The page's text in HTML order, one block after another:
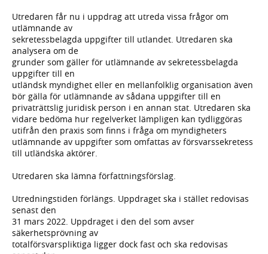
Utredaren får nu i uppdrag att utreda vissa frågor om
utlämnande av
sekretessbelagda uppgifter till utlandet. Utredaren ska
analysera om de
grunder som gäller för utlämnande av sekretessbelagda
uppgifter till en
utländsk myndighet eller en mellanfolklig organisation även
bör gälla för utlämnande av sådana uppgifter till en
privaträttslig juridisk person i en annan stat. Utredaren ska
vidare bedöma hur regelverket lämpligen kan tydliggöras
utifrån den praxis som finns i fråga om myndigheters
utlämnande av uppgifter som omfattas av försvarssekretess
till utländska aktörer.
Utredaren ska lämna författningsförslag.
Utredningstiden förlängs. Uppdraget ska i stället redovisas
senast den
31 mars 2022. Uppdraget i den del som avser
säkerhetsprövning av
totalförsvarspliktiga ligger dock fast och ska redovisas